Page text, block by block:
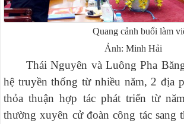
Quang cảnh buổi làm
Ảnh: Minh Hải
Thái Nguyên và Luông Pha Băng
hệ truyền thống từ nhiều năm, 2 địa
thỏa thuận hợp tác phát triển từ
thường xuyên cử đoàn công tác sang